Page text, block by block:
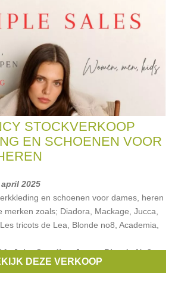
STOCKVERKOOP
EN SCHOENEN VOOR
2025
en schoenen voor dames, heren
merken zoals; Diadora, Mackage, Jucca,
tricots de Lea, Blonde no8, Academia,
,John Smedley,Jucca,Blonde No8,
DEZE VERKOOP